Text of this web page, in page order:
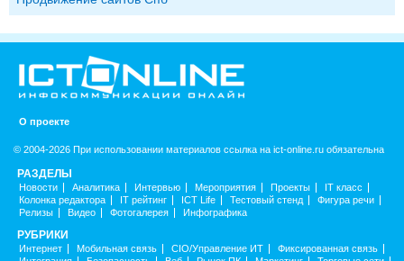
О проекте
© 2004-2026 При использовании материалов ссылка на ict-online.ru обязательна
РАЗДЕЛЫ
Новости Аналитика Интервью Мероприятия Проекты
IT класс
Колонка редактора
IT рейтинг ICT Life Тестовый стенд
Фигура речи
Релизы
Видео Фотогалерея Инфографика
РУБРИКИ
Интернет Мобильная связь CIO/Управление ИТ
Фиксированная связь